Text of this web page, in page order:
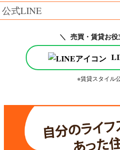
公式LINE
＼ 売買・賃貸お
※賃貸スタイル